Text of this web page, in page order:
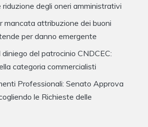
degli oneri amministrativi
mancata attribuzione dei buoni
per danno emergente
del patrocinio CNDCEC:
categoria commercialisti
Professionali: Senato Approva
le Richieste delle